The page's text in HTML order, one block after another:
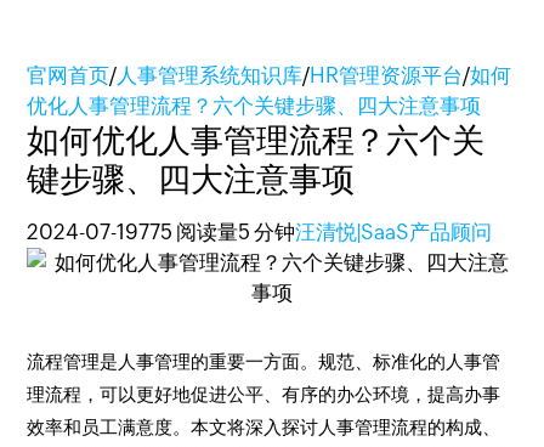
官网首页/人事管理系统知识库/HR管理资源平台/如何
优化人事管理流程？六个关键步骤、四大注意事项
如何优化人事管理流程？六个关
键步骤、四大注意事项
2024-07-19775 阅读量5 分钟汪清悦|SaaS产品顾问
流程管理是人事管理的重要一方面。规范、标准化的人事管
理流程，可以更好地促进公平、有序的办公环境，提高办事
效率和员工满意度。本文将深入探讨人事管理流程的构成、